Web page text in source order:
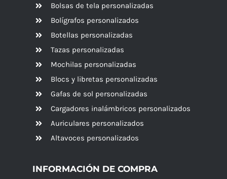
Bolsas de tela personalizadas
Bolígrafos personalizados
Botellas personalizadas
Tazas personalizadas
Mochilas personalizadas
Blocs y libretas personalizadas
Gafas de sol personalizadas
Cargadores inalámbricos personalizados
Auriculares personalizados
Altavoces personalizados
INFORMACIÓN DE COMPRA